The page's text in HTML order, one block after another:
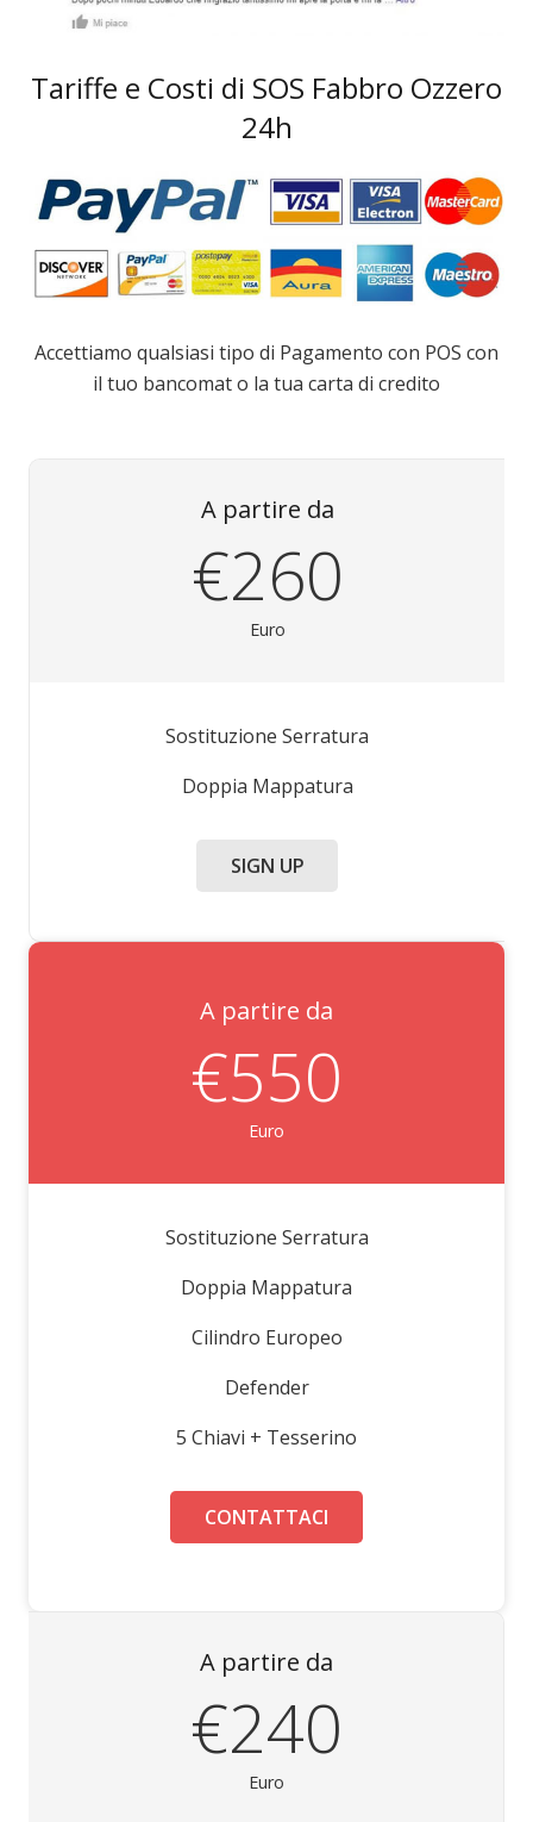
Tariffe e Costi di SOS Fabbro Ozzero
24h
Accettiamo qualsiasi tipo di Pagamento con POS con
il tuo bancomat o la tua carta di credito
A partire da
€260
Euro
Sostituzione Serratura
Doppia Mappatura
SIGN UP
A partire da
€550
Euro
Sostituzione Serratura
Doppia Mappatura
Cilindro Europeo
Defender
5 Chiavi + Tesserino
CONTATTACI
A partire da
€240
Euro